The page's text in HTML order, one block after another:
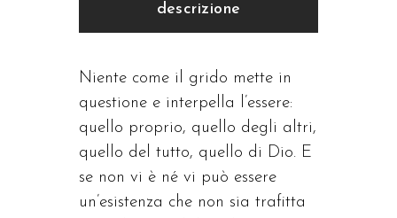
descrizione
Niente come il grido mette in
questione e interpella l’essere:
quello proprio, quello degli altri,
quello del tutto, quello di Dio. E
se non vi è né vi può essere
un’esistenza che non sia trafitta